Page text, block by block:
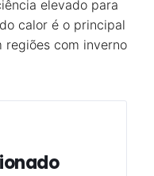
elevado para
calor é o principal
regiões com inverno